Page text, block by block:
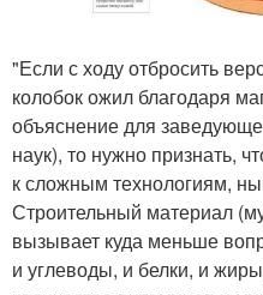
"Если с ходу отбросить
колобок ожил благодаря
объяснение для
наук), то нужно признать,
к сложным технологиям,
Строительный материал
вызывает куда меньше
и углеводы, и белки, и